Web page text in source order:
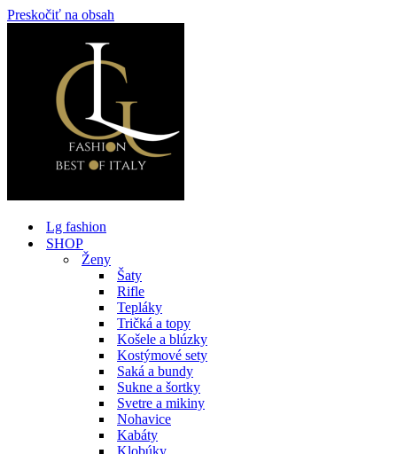
Preskočiť na obsah
Lg fashion
SHOP
Ženy
Šaty
Rifle
Tepláky
Tričká a topy
Košele a blúzky
Kostýmové sety
Saká a bundy
Sukne a šortky
Svetre a mikiny
Nohavice
Kabáty
Klobúky